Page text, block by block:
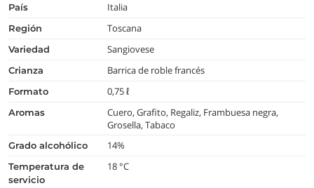
país Italia
región Toscana
variedad Sangiovese
crianza Barrica de roble francés
formato 0,75 ℓ
aromas
Cuero, Grafito, Regaliz, Frambuesa negra,
Grosella, Tabaco
grado alcohólico 14%
temperatura de
servicio
18 °C